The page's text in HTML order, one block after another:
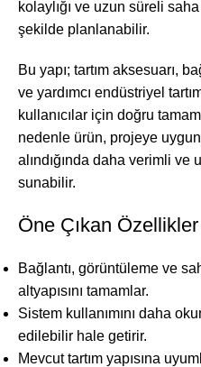
kolaylığı ve uzun süreli
şekilde planlanabilir.
Bu yapı; tartım aksesuarı,
ve yardımcı endüstriyel
kullanıcılar için doğru
nedenle ürün, projeye
alındığında daha verimli ve
sunabilir.
Öne Çıkan Özellikler
Bağlantı, görüntüleme ve
altyapısını tamamlar.
Sistem kullanımını daha
edilebilir hale getirir.
Mevcut tartım yapısına